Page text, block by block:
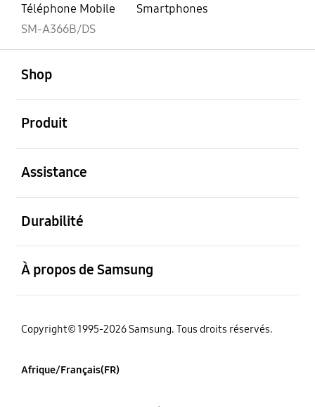
Téléphone Mobile
Smartphones
SM-A366B/DS
Shop
Produit
Assistance
Durabilité
À propos de Samsung
Copyright© 1995-2026 Samsung. Tous droits réservés.
Afrique/Français(FR)